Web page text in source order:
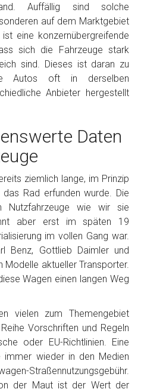
Auffällig sind solche
auf dem Marktgebiet
eine konzernübergreifende
sich die Fahrzeuge stark
sind. Dieses ist daran zu
Autos oft in derselben
Anbieter hergestellt
Daten
ziemlich lange, im Prinzip
Rad erfunden wurde. Die
Nutzfahrzeuge wie wir sie
aber erst im späten 19
im vollen Gang war.
Benz, Gottlieb Daimler und
Modelle aktueller Transporter.
Wagen einen langen Weg
vielen zum Themengebiet
Vorschriften und Regeln
oder EU-Richtlinien. Eine
immer wieder in den Medien
Straßennutzungsgebühr.
der Maut ist der Wert der